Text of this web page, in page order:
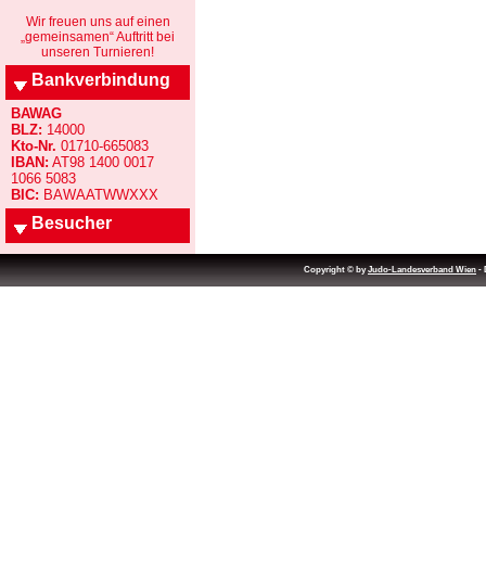
Wir freuen uns auf einen
„gemeinsamen“ Auftritt bei
unseren Turnieren!
Bankverbindung
BAWAG
BLZ: 14000
Kto-Nr. 01710-665083
IBAN: AT98 1400 0017
1066 5083
BIC: BAWAATWWXXX
Besucher
Copyright © byJudo-Landesverband Wien -